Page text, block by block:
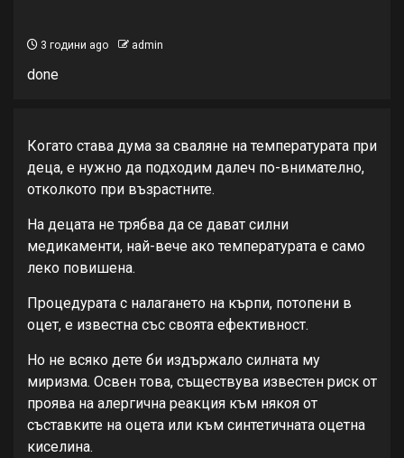
3 години ago admin
done
Когато става дума за сваляне на температурата при
деца, е нужно да подходим далеч по-внимателно,
отколкото при възрастните.
На децата не трябва да се дават силни
медикаменти, най-вече ако температурата е само
леко повишена.
Процедурата с налагането на кърпи, потопени в
оцет, е известна със своята ефективност.
Но не всяко дете би издържало силната му
миризма. Освен това, съществува известен риск от
проява на алергична реакция към някоя от
съставките на оцета или към синтетичната оцетна
киселина.